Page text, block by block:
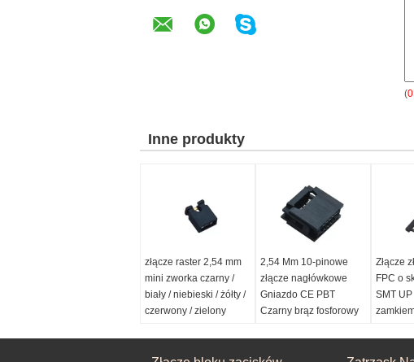
(0
Inne produkty
złącze raster 2,54 mm
mini zworka czarny /
biały / niebieski / żółty /
czerwony / zielony
2,54 Mm 10-pinowe
złącze nagłówkowe
Gniazdo CE PBT
Czarny brąz fosforowy
Złącze
FPC o
SMT